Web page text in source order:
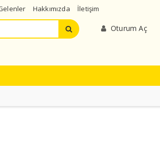
Hakkımızda İletişim
Oturum Aç